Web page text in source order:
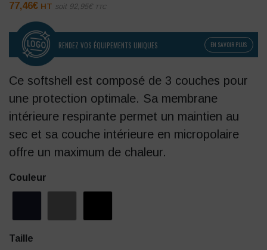
77,46€ HT soit 92,95€ TTC
RENDEZ VOS ÉQUIPEMENTS UNIQUES EN SAVOIR PLUS
Ce softshell est composé de 3 couches pour
une protection optimale. Sa membrane
intérieure respirante permet un maintien au
sec et sa couche intérieure en micropolaire
offre un maximum de chaleur.
Couleur
Taille